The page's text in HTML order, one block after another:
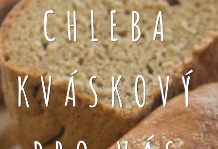
CHLEBA
KVÁSKOVÝ